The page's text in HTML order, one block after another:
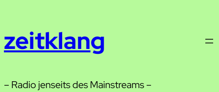
springen
zeitklang
– Radio jenseits des Mainstreams –